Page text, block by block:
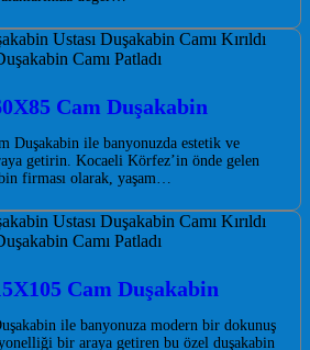
Cam Duşakabin
Duşakabin ile banyonuzda estetik ve
getirin. Kocaeli Körfez’in önde gelen
firması olarak, yaşam…
Cam Duşakabin
ile banyonuza modern bir dokunuş
bir araya getiren bu özel duşakabin